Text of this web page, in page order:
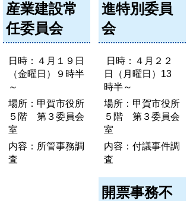
産業建設常
任委員会
日時：４月１９日
（金曜日）９時半
～
場所：甲賀市役所
５階 第３委員会
室
内容：所管事務調
査
進特別委員
会
日時：４月２２
日（月曜日）13
時半～
場所：甲賀市役所
５階 第３委員会
室
内容：付議事件調
査
開票事務不